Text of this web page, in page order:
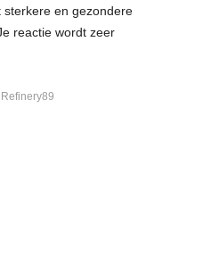
en gezondere
reactie wordt zeer